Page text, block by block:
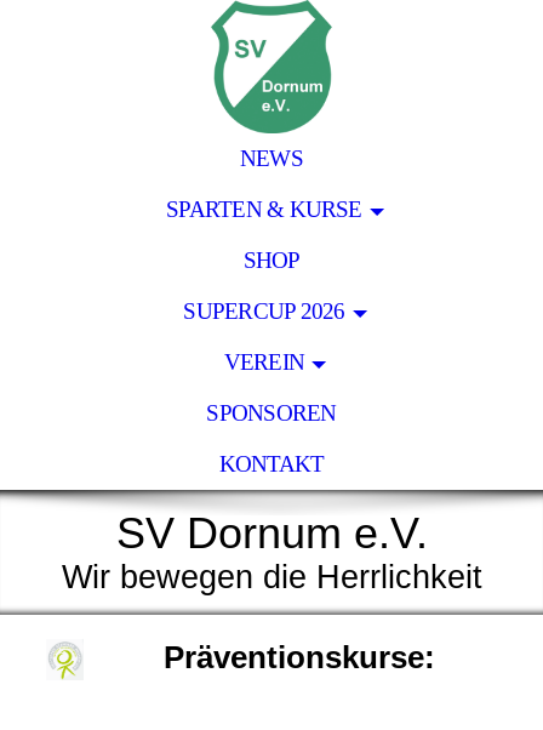
NEWS
SPARTEN & KURSE
SHOP
SUPERCUP 2026
VEREIN
SPONSOREN
KONTAKT
SV Dornum e.V.
Wir bewegen die Herrlichkeit
Präventionskurse: